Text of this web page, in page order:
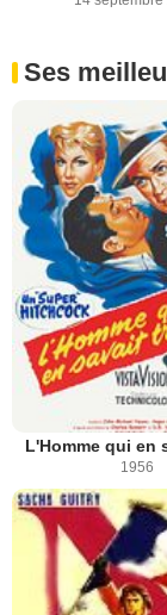
Ses
L'Homme qui en
1956